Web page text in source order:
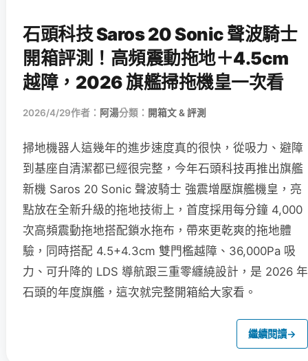
石頭科技 Saros 20 Sonic 聲波騎士
開箱評測！高頻震動拖地＋4.5cm
越障，2026 旗艦掃拖機皇一次看
2026/4/29作者： 阿湯分類： 開箱文 & 評測
掃地機器人這幾年的進步速度真的很快，從吸力、避障
到基座自清潔都已經很完整，今年石頭科技再推出旗艦
新機 Saros 20 Sonic 聲波騎士 強震增壓旗艦機皇，亮
點放在全新升級的拖地技術上，首度採用每分鐘 4,000
次高頻震動拖地搭配鎖水拖布，帶來更乾爽的拖地體
驗，同時搭配 4.5+4.3cm 雙門檻越障、36,000Pa 吸
力、可升降的 LDS 導航跟三重零纏繞設計，是 2026 年
石頭的年度旗艦，這次就完整開箱給大家看。
繼續閱讀→